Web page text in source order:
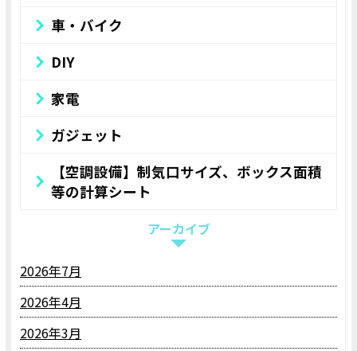
車・バイク
DIY
家電
ガジェット
【空調設備】制気口サイズ、ボックス面積
等の計算シート
アーカイブ
2026年7月
2026年4月
2026年3月